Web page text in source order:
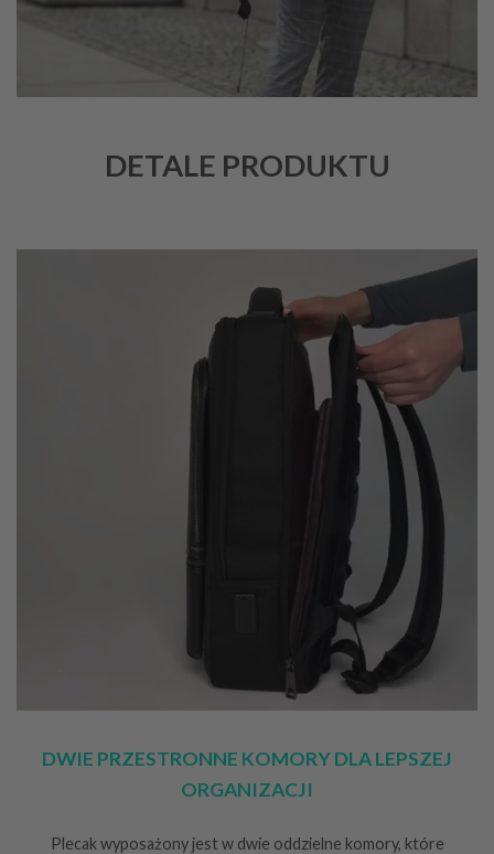
DETALE PRODUKTU
DWIE PRZESTRONNE KOMORY DLA LEPSZEJ
ORGANIZACJI
Plecak wyposażony jest w dwie oddzielne komory, które